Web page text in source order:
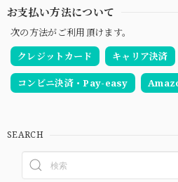
お支払い方法について
次の方法がご利用頂けます。
クレジットカード
キャリア決済
コンビニ決済・Pay-easy
SEARCH